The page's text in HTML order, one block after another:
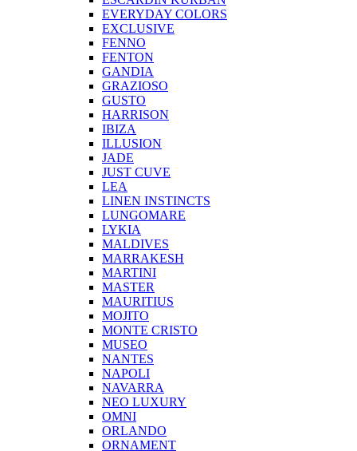
EVERYDAY COLORS
EXCLUSIVE
FENNO
FENTON
GANDIA
GRAZIOSO
GUSTO
HARRISON
IBIZA
ILLUSION
JADE
JUST CUVE
LEA
LINEN INSTINCTS
LUNGOMARE
LYKIA
MALDIVES
MARRAKESH
MARTINI
MASTER
MAURITIUS
MOJITO
MONTE CRISTO
MUSEO
NANTES
NAPOLI
NAVARRA
NEO LUXURY
OMNI
ORLANDO
ORNAMENT